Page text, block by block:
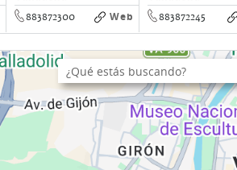
883872300 Web 883872245